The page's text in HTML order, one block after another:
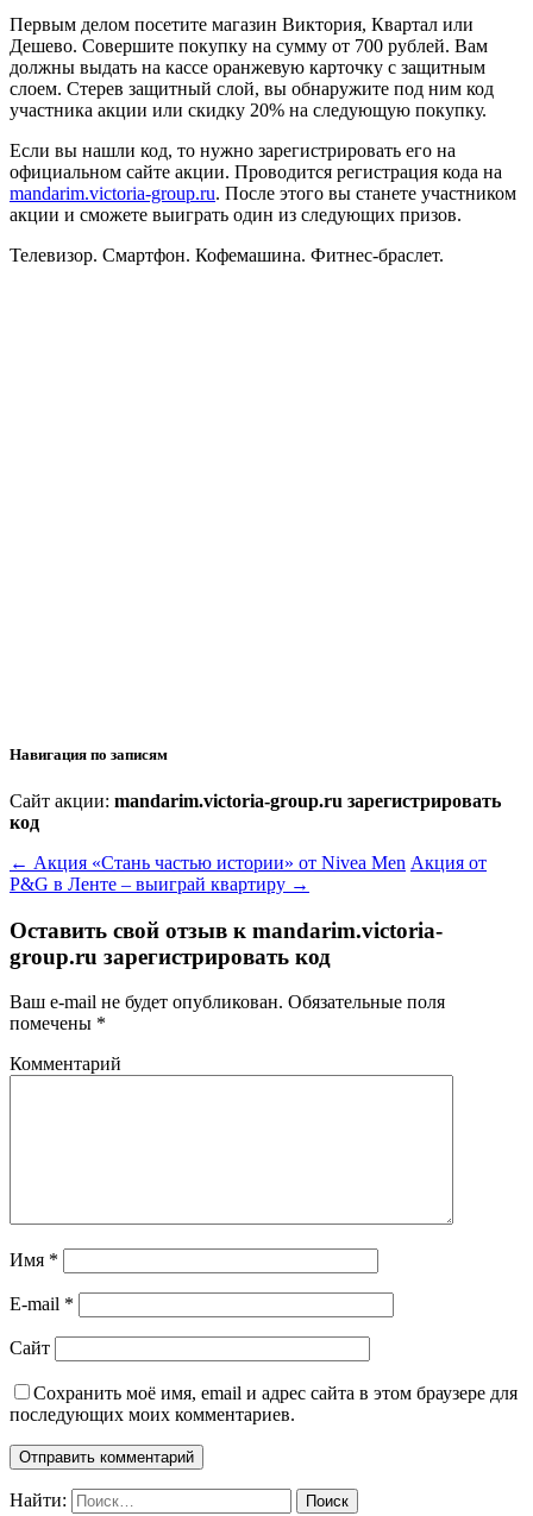
Первым делом посетите магазин Виктория, Квартал или
Дешево. Совершите покупку на сумму от 700 рублей. Вам
должны выдать на кассе оранжевую карточку с защитным
слоем. Стерев защитный слой, вы обнаружите под ним код
участника акции или скидку 20% на следующую покупку.
Если вы нашли код, то нужно зарегистрировать его на
официальном сайте акции. Проводится регистрация кода на
mandarim.victoria-group.ru. После этого вы станете участником
акции и сможете выиграть один из следующих призов.
Телевизор. Смартфон. Кофемашина. Фитнес-браслет.
Навигация по записям
Сайт акции: mandarim.victoria-group.ru зарегистрировать
код
← Акция «Стань частью истории» от Nivea Men Акция от
P&G в Ленте – выиграй квартиру →
Оставить свой отзыв к mandarim.victoria-
group.ru зарегистрировать код
Ваш e-mail не будет опубликован. Обязательные поля
помечены *
Комментарий
Имя *
E-mail *
Сайт
Сохранить моё имя, email и адрес сайта в этом браузере для
последующих моих комментариев.
Найти: